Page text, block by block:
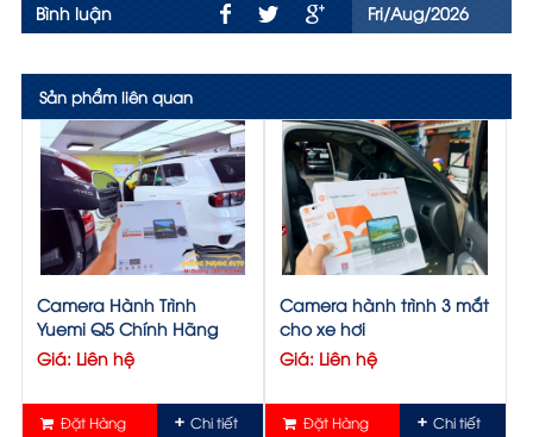
Bình luận Fri/Aug/2026
Sản phẩm liên quan
Camera Hành Trình
Yuemi Q5 Chính Hãng
Giá: Liên hệ
Đặt Hàng Chi tiết
Camera hành trình 3 mắt
cho xe hơi
Giá: Liên hệ
Đặt Hàng Chi tiết